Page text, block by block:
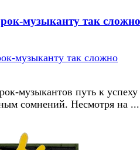
музыканту так сложно
музыкантов путь к успеху
сомнений. Несмотря на ...